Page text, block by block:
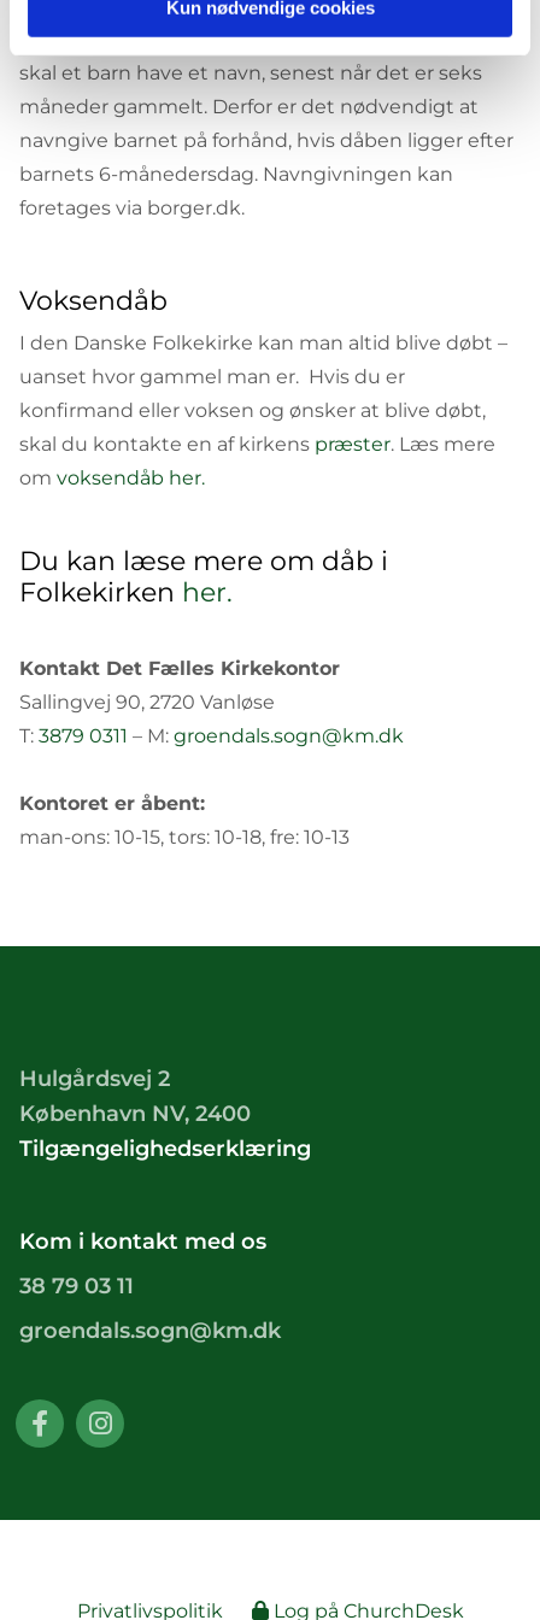
Kun nødvendige cookies
barnet ved dåben, men det er også muligt at
navngive barnet før dåben. Ifølge dansk lovgivning
skal et barn have et navn, senest når det er seks
måneder gammelt. Derfor er det nødvendigt at
navngive barnet på forhånd, hvis dåben ligger efter
barnets 6-månedersdag. Navngivningen kan
foretages via borger.dk.
Voksendåb
I den Danske Folkekirke kan man altid blive døbt –
uanset hvor gammel man er. Hvis du er
konfirmand eller voksen og ønsker at blive døbt,
skal du kontakte en af kirkens præster. Læs mere
om voksendåb her.
Du kan læse mere om dåb i
Folkekirken her.
Kontakt Det Fælles Kirkekontor
Sallingvej 90, 2720 Vanløse
T: 3879 0311 – M: groendals.sogn@km.dk
Kontoret er åbent:
man-ons: 10-15, tors: 10-18, fre: 10-13
Hulgårdsvej 2
København NV, 2400
Tilgængelighedserklæring
Kom i kontakt med os
38 79 03 11
groendals.sogn@km.dk
Privatlivspolitik Log på ChurchDesk